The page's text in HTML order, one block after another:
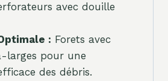
avec douille
: Forets avec
larges pour une
des débris.